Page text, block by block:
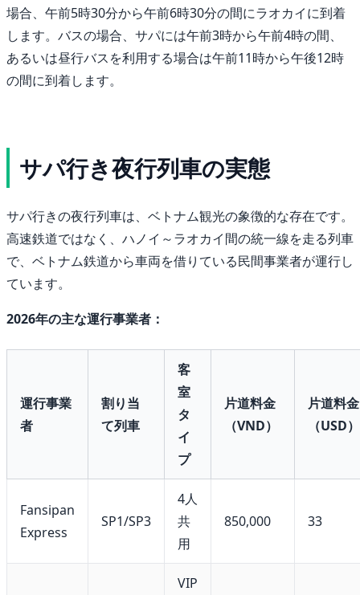
場合、午前5時30分から午前6時30分の間にラオカイに到着
します。バスの場合、サパには午前3時から午前4時の間、
あるいは昼行バスを利用する場合は午前11時から午後12時
の間に到着します。
サパ行き夜行列車の実態
サパ行きの夜行列車は、ベトナム観光の象徴的な存在です。
高速鉄道ではなく、ハノイ～ラオカイ間の統一線を走る列車
で、ベトナム鉄道から車両を借りている民間事業者が運行し
ています。
2026年の主な運行事業者：
運行事業
者
割り当
て列車
客
室
タ
イ
プ
片道料金
（VND）
片道料金
（USD）
Fansipan
Express
SP1/SP3
4人
共
用
850,000 33
VIP